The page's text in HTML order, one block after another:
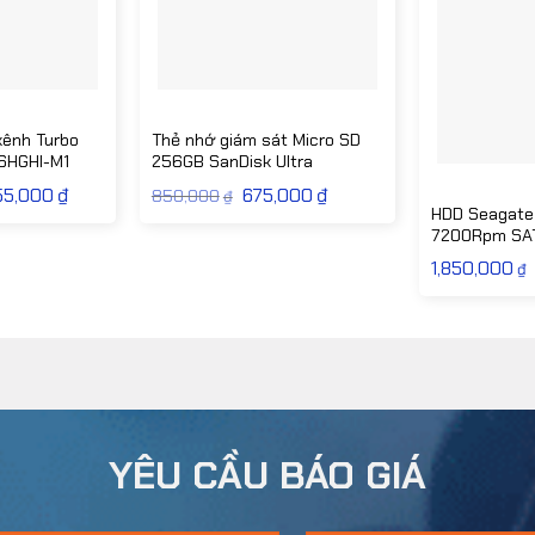
Turbo
M1
₫Giá
Thẻ nhớ giám sát Micro SD
256GB SanDisk Ultra
850,000₫ Giá
675,000 ₫Giá
HDD
7200Rpm
1,850,000 ₫
YÊU CẦU BÁO GIÁ